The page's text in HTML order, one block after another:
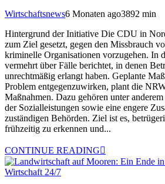
Wirtschaftsnews6 Monaten ago3892 min
Hintergrund der Initiative Die CDU in
zum Ziel gesetzt, gegen den Missbrauch
kriminelle Organisationen vorzugehen. In
vermehrt über Fälle berichtet, in denen
unrechtmäßig erlangt haben. Geplante
Problem entgegenzuwirken, plant die
Maßnahmen. Dazu gehören unter
der Sozialleistungen sowie eine engere
zuständigen Behörden. Ziel ist es,
frühzeitig zu erkennen und...
CONTINUE READING
Wirtschaft 24/7